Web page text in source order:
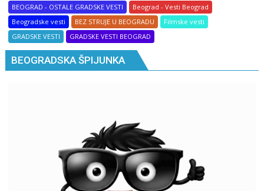
BEOGRAD - OSTALE GRADSKE VESTI
Beograd - Vesti Beograd
Beogradske vesti
BEZ STRUJE U BEOGRADU
Filmske vesti
GRADSKE VESTI
GRADSKE VESTI BEOGRAD
BEOGRADSKA ŠPIJUNKA